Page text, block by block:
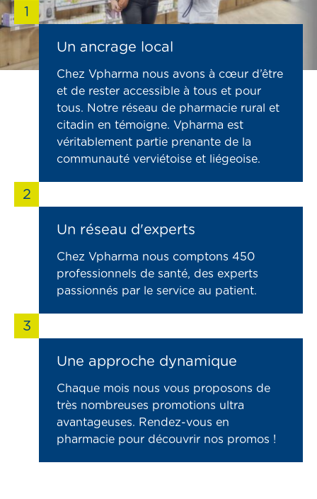
1
Un ancrage local
Chez Vpharma nous avons à cœur d’être
et de rester accessible à tous et pour
tous. Notre réseau de pharmacie rural et
citadin en témoigne. Vpharma est
véritablement partie prenante de la
communauté verviétoise et liégeoise.
2
Un réseau d'experts
Chez Vpharma nous comptons 450
professionnels de santé, des experts
passionnés par le service au patient.
3
Une approche dynamique
Chaque mois nous vous proposons de
très nombreuses promotions ultra
avantageuses. Rendez-vous en
pharmacie pour découvrir nos promos !